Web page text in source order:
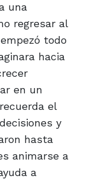
una
regresar al
todo
hacia
en un
el
y
hasta
animarse a
a